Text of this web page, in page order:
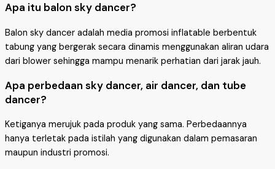
Apa itu balon sky dancer?
Balon sky dancer adalah media promosi inflatable berbentuk
tabung yang bergerak secara dinamis menggunakan aliran udara
dari blower sehingga mampu menarik perhatian dari jarak jauh.
Apa perbedaan sky dancer, air dancer, dan tube
dancer?
Ketiganya merujuk pada produk yang sama. Perbedaannya
hanya terletak pada istilah yang digunakan dalam pemasaran
maupun industri promosi.